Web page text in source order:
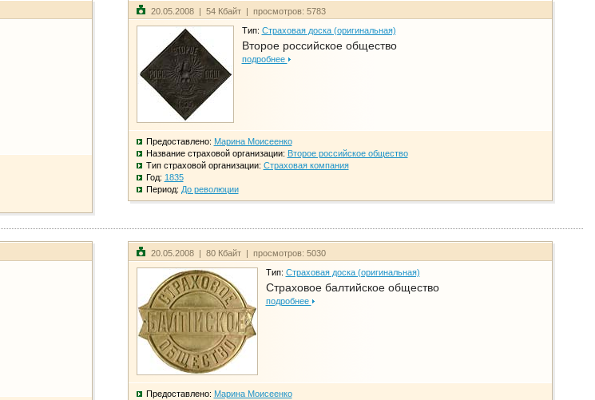
20.05.2008 | 54 Кбайт | просмотров: 5783
Тип: Страховая доска (оригинальная)
Второе российское общество
подробнее
Предоставлено: Марина Моисеенко
Название страховой организации: Второе российское общество
Тип страховой организации: Страховая компания
Год: 1835
Период: До революции
20.05.2008 | 80 Кбайт | просмотров: 5030
Тип: Страховая доска (оригинальная)
Страховое балтийское общество
подробнее
Предоставлено: Марина Моисеенко